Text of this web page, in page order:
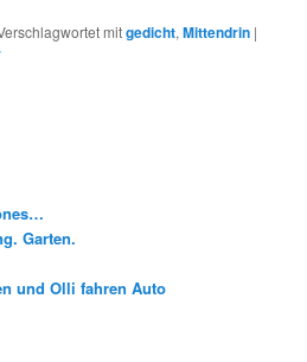
mitgedicht,Mittendrin |
Garten.
und Olli fahren Auto